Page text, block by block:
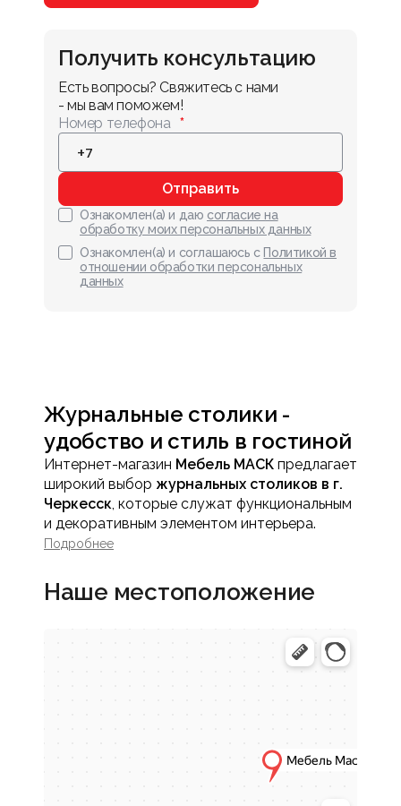
Получить консультацию
Есть вопросы? Свяжитесь с нами
- мы вам поможем!
Номер телефона
Отправить
Ознакомлен(а) и даю согласие на
обработку моих персональных данных
Ознакомлен(а) и соглашаюсь с Политикой в
отношении обработки персональных
данных
Журнальные столики -
удобство и стиль в гостиной
Интернет-магазин Мебель МАСК предлагает
широкий выбор журнальных столиков в г.
Черкесск, которые служат функциональным
и декоративным элементом интерьера.
Журнальный столик объединяет
комфортную зону для отдыха, чтения и
общения.
Журнальные столики позволяют удобно
размещать книги, журналы, напитки и
Подробнее
Наше местоположение